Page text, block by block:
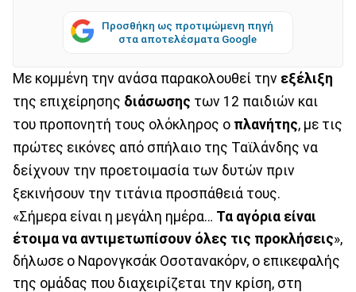
Προσθήκη ως προτιμώμενη πηγή
στα αποτελέσματα Google
Με κομμένη την ανάσα παρακολουθεί την εξέλιξη
της επιχείρησης διάσωσης των 12 παιδιών και
του προπονητή τους ολόκληρος ο πλανήτης, με τις
πρώτες εικόνες από σπήλαιο της Ταϊλάνδης να
δείχνουν την προετοιμασία των δυτών πριν
ξεκινήσουν την τιτάνια προσπάθειά τους.
«Σήμερα είναι η μεγάλη ημέρα… Τα αγόρια είναι
έτοιμα να αντιμετωπίσουν όλες τις προκλήσεις»,
δήλωσε ο Ναρονγκσάκ Οσοτανακόρν, ο επικεφαλής
της ομάδας που διαχειρίζεται την κρίση, στη